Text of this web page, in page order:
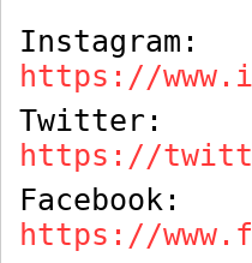
Instagram:
https://
Twitter:
https://
Facebook:
https://